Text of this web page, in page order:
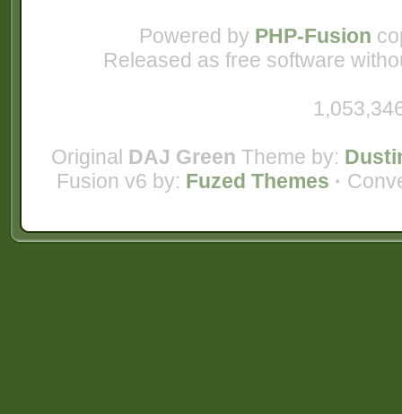
Powered by PHP-Fusion
Released as free software
Original DAJ Green Theme by:
Fusion v6 by: Fuzed Themes ·